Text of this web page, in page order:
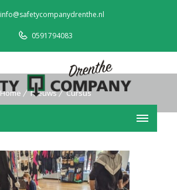
info@safetycompanydrenthe.nl
0591794083
Home Nieuws Cursus